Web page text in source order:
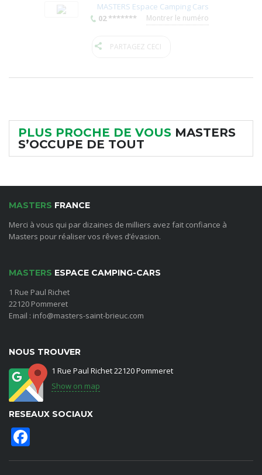
MASTERS Espace Camping Cars
02 *******
Montrer le numéro
PARTAGEZ CECI
PLUS PROCHE DE VOUS MASTERS
S’OCCUPE DE TOUT
MASTERS FRANCE
Merci à vous qui par dizaines de milliers avez fait confiance à
Masters pour réaliser vos rêves d’évasion.
MASTERS ESPACE CAMPING-CARS
1 Rue Paul Richet
22120 Pommeret
Email : info@masters-saint-brieuc.com
NOUS TROUVER
1 Rue Paul Richet 22120 Pommeret
Show on map
RESEAUX SOCIAUX